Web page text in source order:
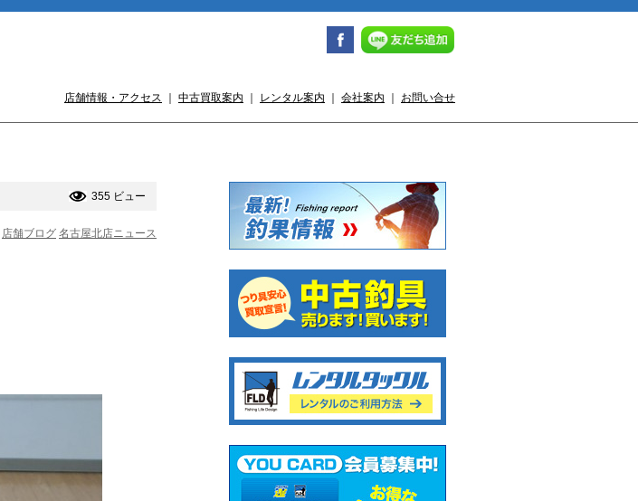
店舗情報・アクセス 中古買取案内 レンタル案内 会社案内 お問い合せ
355 ビュー
店舗ブログ 名古屋北店ニュース